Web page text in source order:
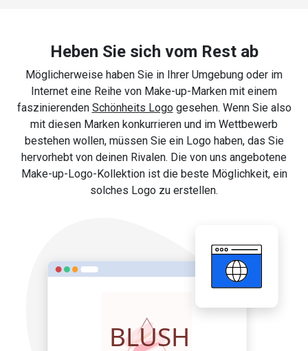
Heben Sie sich vom Rest ab
Möglicherweise haben Sie in Ihrer Umgebung oder im
Internet eine Reihe von Make-up-Marken mit einem
faszinierenden Schönheits Logogesehen. Wenn Sie also
mit diesen Marken konkurrieren und im Wettbewerb
bestehen wollen, müssen Sie ein Logo haben, das Sie
hervorhebt von deinen Rivalen. Die von uns angebotene
Make-up-Logo-Kollektion ist die beste Möglichkeit, ein
solches Logo zu erstellen.